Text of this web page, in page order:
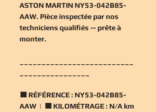
ASTON MARTIN NY53-042B85-
AAW. Pièce inspectée par nos
techniciens qualifiés — prête à
monter.
🟧 RÉFÉRENCE : NY53-042B85-
AAW | 🟧 KILOMÉTRAGE : N/A km